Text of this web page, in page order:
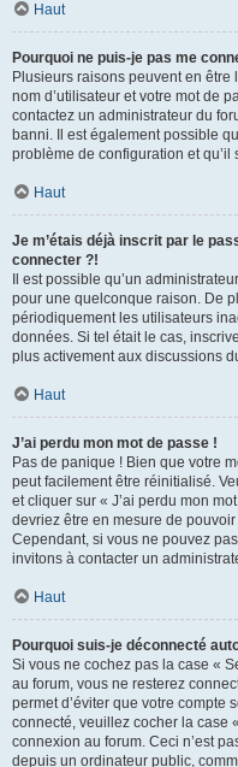
Haut
Pourquoi ne puis-je pas me
Plusieurs raisons peuvent en être
nom d’utilisateur et votre mot de
contactez un administrateur du
banni. Il est également possible
problème de configuration et
Haut
Je m’étais déjà inscrit par le
connecter ?!
Il est possible qu’un
pour une quelconque raison. De
périodiquement les utilisateurs
données. Si tel était le cas,
plus activement aux discussions
Haut
J’ai perdu mon mot de passe !
Pas de panique ! Bien que votre
peut facilement être réinitialisé.
et cliquer sur « J’ai perdu mon
devriez être en mesure de
Cependant, si vous ne pouvez
invitons à contacter un
Haut
Pourquoi suis-je déconnecté
Si vous ne cochez pas la case «
au forum, vous ne resterez
permet d’éviter que votre compte
connecté, veuillez cocher la case
connexion au forum. Ceci n’est
depuis un ordinateur public,